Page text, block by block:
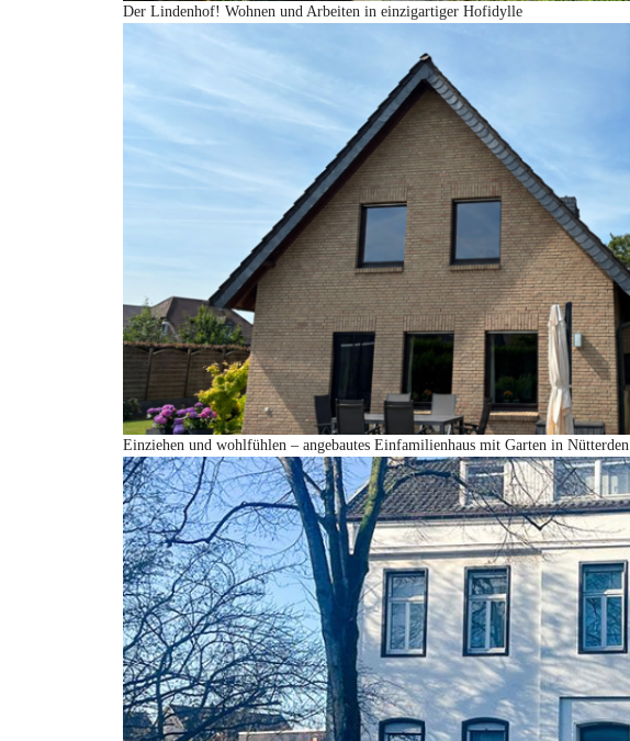
Der Lindenhof! Wohnen und Arbeiten in einzigartiger Hofidylle
Einziehen und wohlfühlen – angebautes Einfamilienhaus mit Garten in Nütterden